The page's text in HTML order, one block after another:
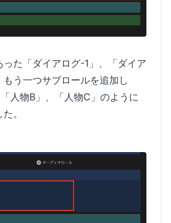
た「ダイアログ-1」、「ダイア
う一つサブロールを追加し
人物B」、「人物C」のように
。